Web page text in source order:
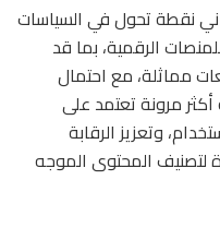
نقطة تحول في السياسات
الرقمية، بما قد
مماثلة، مع احتمال
مرونة تعتمد على
وتعزيز الرقابة
لتصنيف المحتوى الموجه